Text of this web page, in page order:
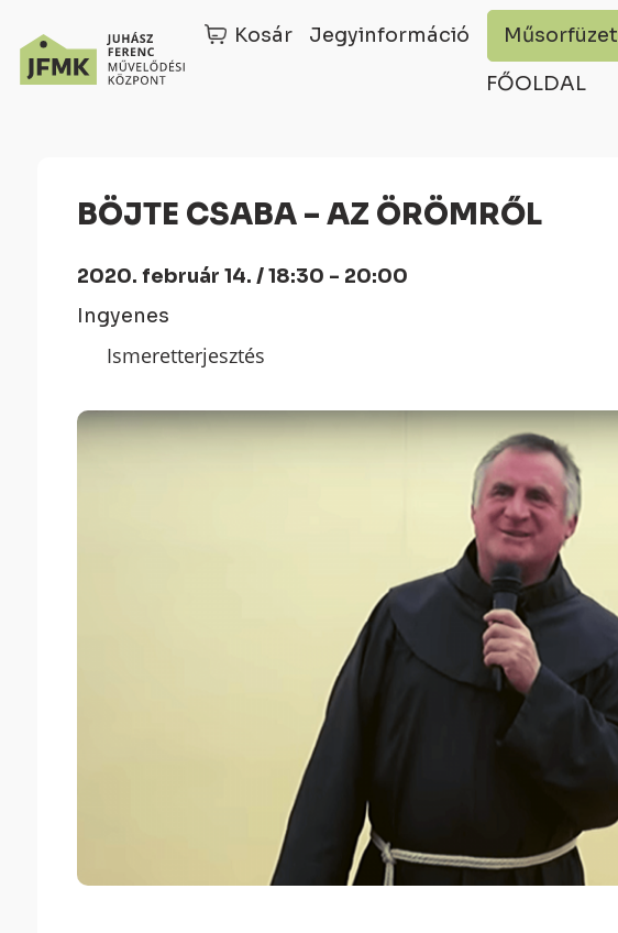
navigációhoz
Kosár Jegyinformáció Műsorfüzet
FŐOLDAL
BÖJTE CSABA – AZ ÖRÖMRŐL
2020. február 14. / 18:30 - 20:00
Ingyenes
Ismeretterjesztés